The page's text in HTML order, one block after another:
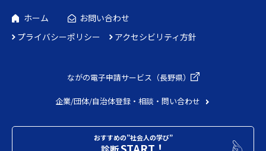
ホーム
お問い合わせ
プライバシーポリシー
アクセシビリティ方針
ながの電子申請サービス（長野県）
企業/団体/自治体登録・相談・問い合わせ
おすすめの”社会人の学び”